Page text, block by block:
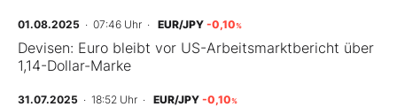
01.08.2025 · 07:46 Uhr · EUR/JPY -0,10%
Devisen: Euro bleibt vor US-Arbeitsmarktbericht über
1,14-Dollar-Marke
31.07.2025 · 18:52 Uhr · EUR/JPY -0,10%